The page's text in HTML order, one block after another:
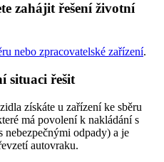
zahájit řešení životní
nebo zpracovatelské zařízení.
situaci řešit
získáte u zařízení ke sběru
má povolení k nakládání s
odpady) a je
autovraku.